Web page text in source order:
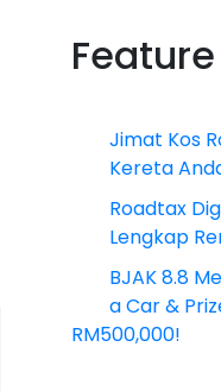
Jimat Kos
Kereta
Roadtax
Lengkap
BJAK 8.8
a Car &
RM500,000!